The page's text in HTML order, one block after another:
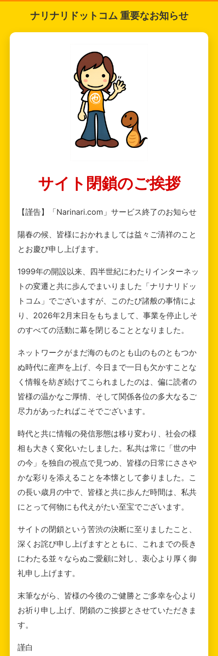
ナリナリドットコム 重要なお知らせ
サイト閉鎖のご挨拶
【謹告】「Narinari.com」サービス終了のお知らせ
陽春の候、皆様におかれましては益々ご清祥のこと
とお慶び申し上げます。
1999年の開設以来、四半世紀にわたりインターネッ
トの変遷と共に歩んでまいりました「ナリナリドッ
トコム」でございますが、このたび諸般の事情によ
り、2026年2月末日をもちまして、事業を停止しそ
のすべての活動に幕を閉じることとなりました。
ネットワークがまだ海のものとも山のものともつか
ぬ時代に産声を上げ、今日まで一日も欠かすことな
く情報を紡ぎ続けてこられましたのは、偏に読者の
皆様の温かなご厚情、そして関係各位の多大なるご
尽力があったればこそでございます。
時代と共に情報の発信形態は移り変わり、社会の様
相も大きく変化いたしました。私共は常に「世の中
の今」を独自の視点で見つめ、皆様の日常にささや
かな彩りを添えることを本懐として参りました。こ
の長い歳月の中で、皆様と共に歩んだ時間は、私共
にとって何物にも代えがたい至宝でございます。
サイトの閉鎖という苦渋の決断に至りましたこと、
深くお詫び申し上げますとともに、これまでの長き
にわたる並々ならぬご愛顧に対し、衷心より厚く御
礼申し上げます。
末筆ながら、皆様の今後のご健勝とご多幸を心より
お祈り申し上げ、閉鎖のご挨拶とさせていただきま
す。
謹白